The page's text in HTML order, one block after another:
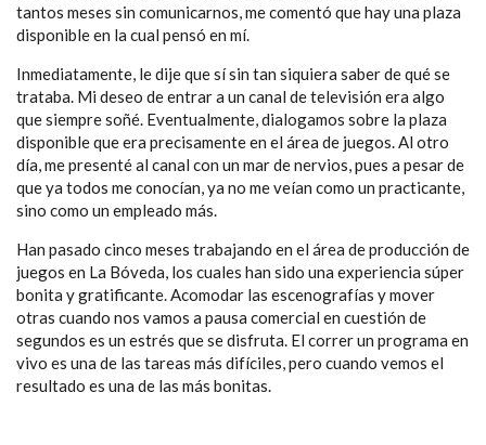
tantos meses sin comunicarnos, me comentó que hay una plaza
disponible en la cual pensó en mí.
Inmediatamente, le dije que sí sin tan siquiera saber de qué se
trataba. Mi deseo de entrar a un canal de televisión era algo
que siempre soñé. Eventualmente, dialogamos sobre la plaza
disponible que era precisamente en el área de juegos. Al otro
día, me presenté al canal con un mar de nervios, pues a pesar de
que ya todos me conocían, ya no me veían como un practicante,
sino como un empleado más.
Han pasado cinco meses trabajando en el área de producción de
juegos en La Bóveda, los cuales han sido una experiencia súper
bonita y gratificante. Acomodar las escenografías y mover
otras cuando nos vamos a pausa comercial en cuestión de
segundos es un estrés que se disfruta. El correr un programa en
vivo es una de las tareas más difíciles, pero cuando vemos el
resultado es una de las más bonitas.